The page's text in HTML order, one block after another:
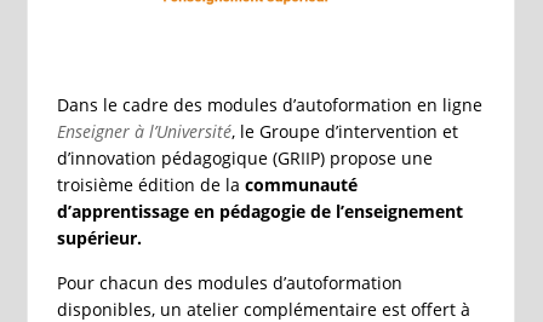
Dans le cadre des modules d’autoformation en ligne
Enseigner à l’Université, le Groupe d’intervention et
d’innovation pédagogique (GRIIP) propose une
troisième édition de la communauté
d’apprentissage en pédagogie de l’enseignement
supérieur.
Pour chacun des modules d’autoformation
disponibles, un atelier complémentaire est offert à